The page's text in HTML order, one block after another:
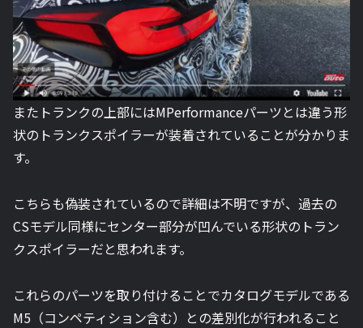
またトランクの上部にはMPerformanceパーツとは違う形
状のトランクスポイラーが装着されていることが分かりま
す。
こちらも偽装されているので詳細は不明ですが、過去の
CSモデル同様にセンター部分が凹んでいる形状のトラン
クスポイラーだと思われます。
これらのパーツを取り付けることでカタログモデルである
M5（コンペティション含む）との差別化が行われること